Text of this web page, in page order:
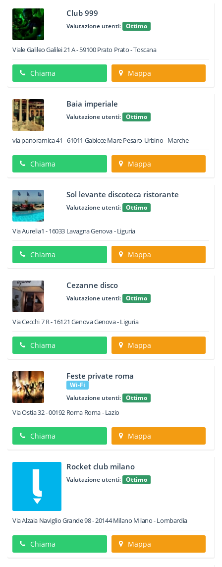
Club 999
Valutazione utenti: Ottimo
Viale Galileo Galilei 21 A-59100Prato Prato -Toscana
Chiama Mappa
Baia imperiale
Valutazione utenti: Ottimo
via panoramica 41 -61011 Gabicce MarePesaro-Urbino -Marche
Chiama Mappa
Sol levante discoteca ristorante
Valutazione utenti: Ottimo
Via Aurelia1 -16033 LavagnaGenova -Liguria
Chiama Mappa
Cezanne disco
Valutazione utenti: Ottimo
Via Cecchi 7 R-16121 GenovaGenova -Liguria
Chiama Mappa
Feste private roma
Wi-Fi
Valutazione utenti:
Ottimo
Via Ostia 32-00192 Roma Roma -Lazio
Chiama Mappa
Rocket club milano
Valutazione utenti: Ottimo
Via Alzaia Naviglio Grande 98-20144 Milano Milano -Lombardia
Chiama Mappa